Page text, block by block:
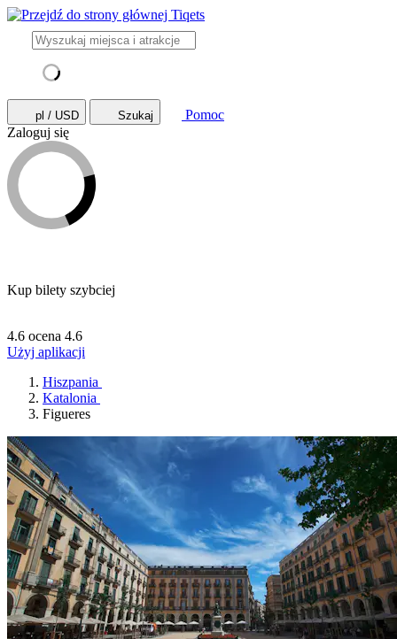
pl / USD Szukaj
Pomoc
Zaloguj się
Kup bilety szybciej
4.6 ocena 4.6
Użyj aplikacji
Hiszpania
Katalonia
Figueres